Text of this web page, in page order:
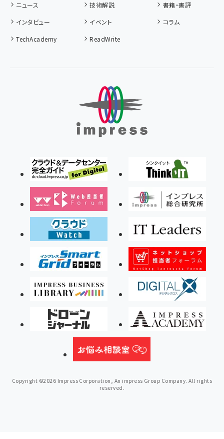
ニュース 技術解説
書籍・書評
インタビュー
イベント
コラム
TechAcademy
ReadWrite
Copyright ©2026 Impress Corporation, An impress Group Company. All rights
reserved.